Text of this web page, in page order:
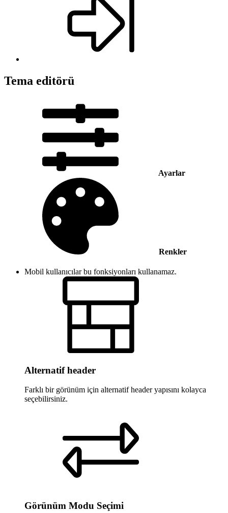
Tema editörü
Ayarlar
Renkler
Mobil kullanıcılar bu fonksiyonları kullanamaz.
Alternatif header
Farklı bir görünüm için alternatif header yapısını kolayca
seçebilirsiniz.
Görünüm Modu Seçimi